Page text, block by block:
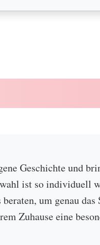
Geschichte und
ist so individuell
um genau das
Zuhause eine